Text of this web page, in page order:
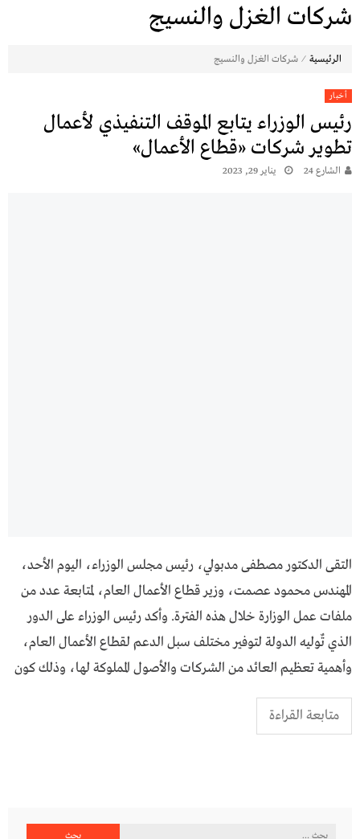
شركات الغزل والنسيج
الرئيسية ⁄ شركات الغزل والنسيج
أخبار
رئيس الوزراء يتابع الموقف التنفيذي لأعمال
تطوير شركات «قطاع الأعمال»
الشارع 24 يناير 29, 2023
التقى الدكتور مصطفى مدبولي، رئيس مجلس الوزراء، اليوم الأحد،
المهندس محمود عصمت، وزير قطاع الأعمال العام، لمتابعة عدد من
ملفات عمل الوزارة خلال هذه الفترة. وأكد رئيس الوزراء على الدور
الذي تٌوليه الدولة لتوفير مختلف سبل الدعم لقطاع الأعمال العام،
وأهمية تعظيم العائد من الشركات والأصول المملوكة لها، وذلك كون
متابعة القراءة
البحث